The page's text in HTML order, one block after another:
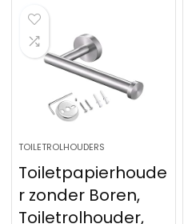
TOILETROLHOUDERS
Toiletpapierhoude
r zonder Boren,
Toiletrolhouder,